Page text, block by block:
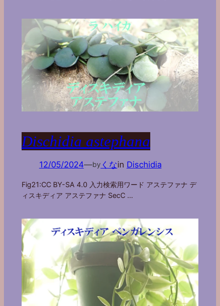
Dischidia astephana
12/05/2024—byくなin Dischidia
Fig21:CC BY-SA 4.0 入力検索用ワード アステファナ デ
ィスキディア アステファナ SecC …